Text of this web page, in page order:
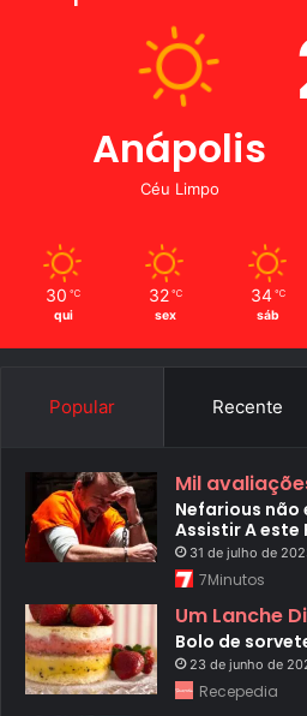
Anápolis
Céu Limpo
30 ℃
qui
32 ℃
sex
34 ℃
sáb
Popular Recente
Mil
Nefarious não
Assistir A este
31 de julho de
7Minutos
Um Lanche
Bolo de
23 de junho de
Recepedia